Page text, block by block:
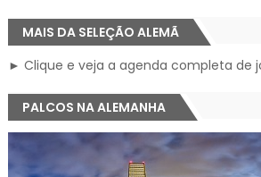
MAIS DA SELEÇÃO ALEMÃ
► Clique e veja a agenda completa de
PALCOS NA ALEMANHA